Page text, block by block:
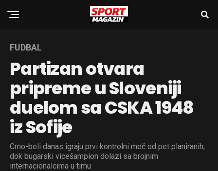
FUDBAL
Partizan otvara
pripreme u Sloveniji
duelom sa CSKA 1948
iz Sofije
Crno-beli danas igraju prvi kontrolni meč od pet planiranih,
dok bugarski vicešampion dolazi sa brojnim
internacionalcima u timu